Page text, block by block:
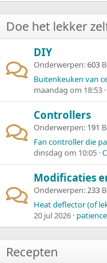
Doe het lekker
DIY
Onderwerpen 603
maandag om 18:53
Controllers
Onderwerpen 191
dinsdag om 10:05
Modificaties
Onderwerpen 233
Heat deflector (of
20 jul 2026
Recepten